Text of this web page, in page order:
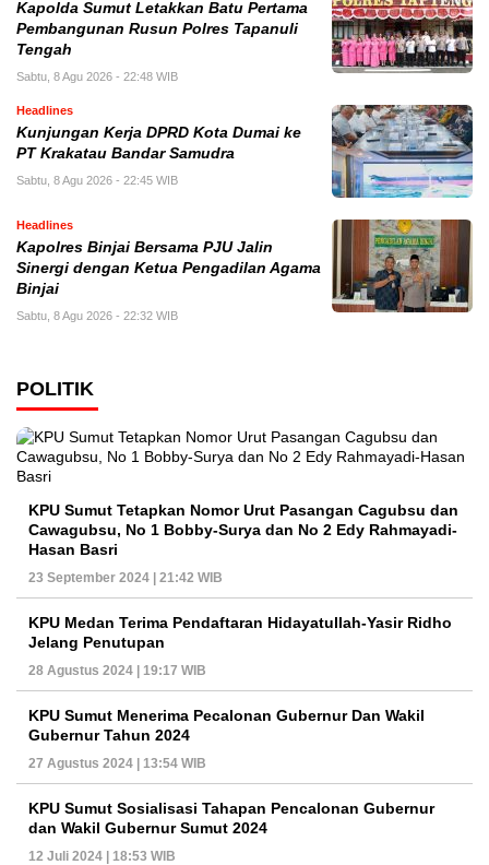
Kapolda Sumut Letakkan Batu Pertama
Pembangunan Rusun Polres Tapanuli
Tengah
Sabtu, 8 Agu 2026 - 22:48 WIB
Headlines
Kunjungan Kerja DPRD Kota Dumai ke
PT Krakatau Bandar Samudra
Sabtu, 8 Agu 2026 - 22:45 WIB
Headlines
Kapolres Binjai Bersama PJU Jalin
Sinergi dengan Ketua Pengadilan Agama
Binjai
Sabtu, 8 Agu 2026 - 22:32 WIB
POLITIK
KPU Sumut Tetapkan Nomor Urut Pasangan Cagubsu dan
Cawagubsu, No 1 Bobby-Surya dan No 2 Edy Rahmayadi-
Hasan Basri
23 September 2024 | 21:42 WIB
KPU Medan Terima Pendaftaran Hidayatullah-Yasir Ridho
Jelang Penutupan
28 Agustus 2024 | 19:17 WIB
KPU Sumut Menerima Pecalonan Gubernur Dan Wakil
Gubernur Tahun 2024
27 Agustus 2024 | 13:54 WIB
KPU Sumut Sosialisasi Tahapan Pencalonan Gubernur
dan Wakil Gubernur Sumut 2024
12 Juli 2024 | 18:53 WIB